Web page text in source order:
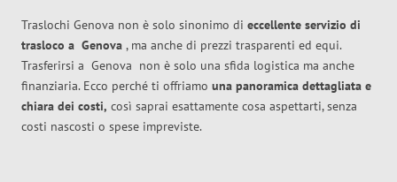
Traslochi Genova non è solo sinonimo di eccellente servizio di
trasloco a Genova , ma anche di prezzi trasparenti ed equi.
Trasferirsi a Genova non è solo una sfida logistica ma anche
finanziaria. Ecco perché ti offriamo una panoramica dettagliata e
chiara dei costi, così saprai esattamente cosa aspettarti, senza
costi nascosti o spese impreviste.